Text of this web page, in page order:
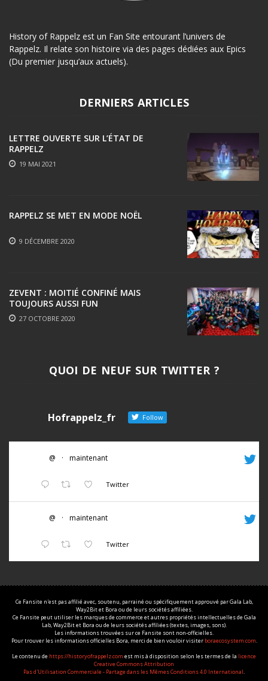
History of Rappelz est un Fan Site entourant l’univers de
Rappelz. Il relate son histoire via des pages dédiées aux Epics
(Du premier jusqu’aux actuels).
DERNIERS ARTICLES
LETTRE OUVERTE SUR L’ÉTAT DE
RAPPELZ
19 MAI 2021
RAPPELZ SE MET EN MODE NOËL
9 DÉCEMBRE 2020
ZEVENT : MOITIÉ CONFINÉ MAIS
TOUJOURS AUSSI FUN
27 OCTOBRE 2020
QUOI DE NEUF SUR TWITTER ?
Hofrappelz_fr Follow
@ · maintenant
Twitter
@ · maintenant
Twitter
Ce Fansite n'est pas affilié avec, soutenu, parrainé ou spécifiquement approuvé par Gala Lab,
Way2Bit et Bora ou de leurs sociétés affiliées.
Ce Fansite peut utiliser les marques de commerce et autres propriétés intellectuelles de Gala
Lab, Way2Bit et Bora ou de leurs sociétés affiliées (textes, images, sons).
Les informations trouvées sur ce Fansite sont non-officielles.
Pour trouver les informations officielles Bora, merci de bien vouloir visiter boraecosystem.com.
Le contenu de https://historyofrappelz.com est mis à disposition selon les termes de la licence
Creative Commons Attribution
Pas d'Utilisation Commerciale - Partage dans les Mêmes Conditions 4.0 International.